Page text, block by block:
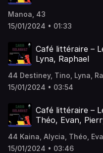
Manoa, 43
15/01/2024 • 01:33
Café littéraire –
Lyna, Raphael
44 Destiney, Tino, Lyna,
15/01/2024 • 03:54
Café littéraire –
Théo, Evan,
44 Kaina, Alycia, Théo,
15/01/2024 • 03:46